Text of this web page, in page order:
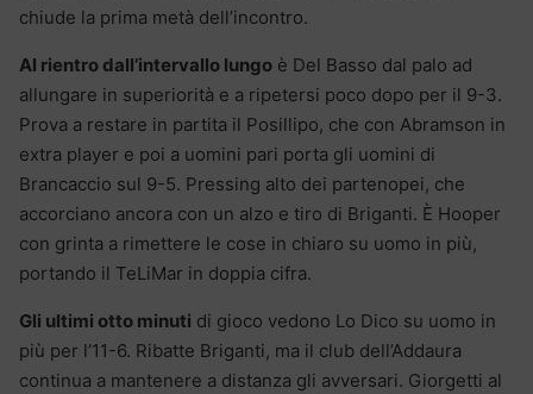
chiude la prima metà dell’incontro.
Al rientro dall’intervallo lungo è Del Basso dal palo ad
allungare in superiorità e a ripetersi poco dopo per il 9-3.
Prova a restare in partita il Posillipo, che con Abramson in
extra player e poi a uomini pari porta gli uomini di
Brancaccio sul 9-5. Pressing alto dei partenopei, che
accorciano ancora con un alzo e tiro di Briganti. È Hooper
con grinta a rimettere le cose in chiaro su uomo in più,
portando il TeLiMar in doppia cifra.
Gli ultimi otto minuti di gioco vedono Lo Dico su uomo in
più per l’11-6. Ribatte Briganti, ma il club dell’Addaura
continua a mantenere a distanza gli avversari. Giorgetti al